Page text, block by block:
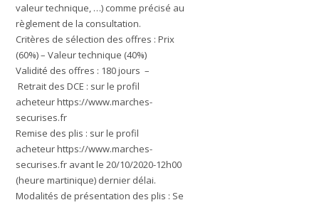
valeur technique, …) comme précisé au
règlement de la consultation.
Critères de sélection des offres :Prix
(60%) – Valeur technique (40%)
Validité des offres : 180 jours –
Retrait des DCE : sur le profil
acheteurhttps://www.marches-
securises.fr
Remise des plis : sur le profil
acheteurhttps://www.marches-
securises.fr avant le20/10/2020-12h00
(heure martinique) dernier délai.
Modalités de présentation des plis : Se